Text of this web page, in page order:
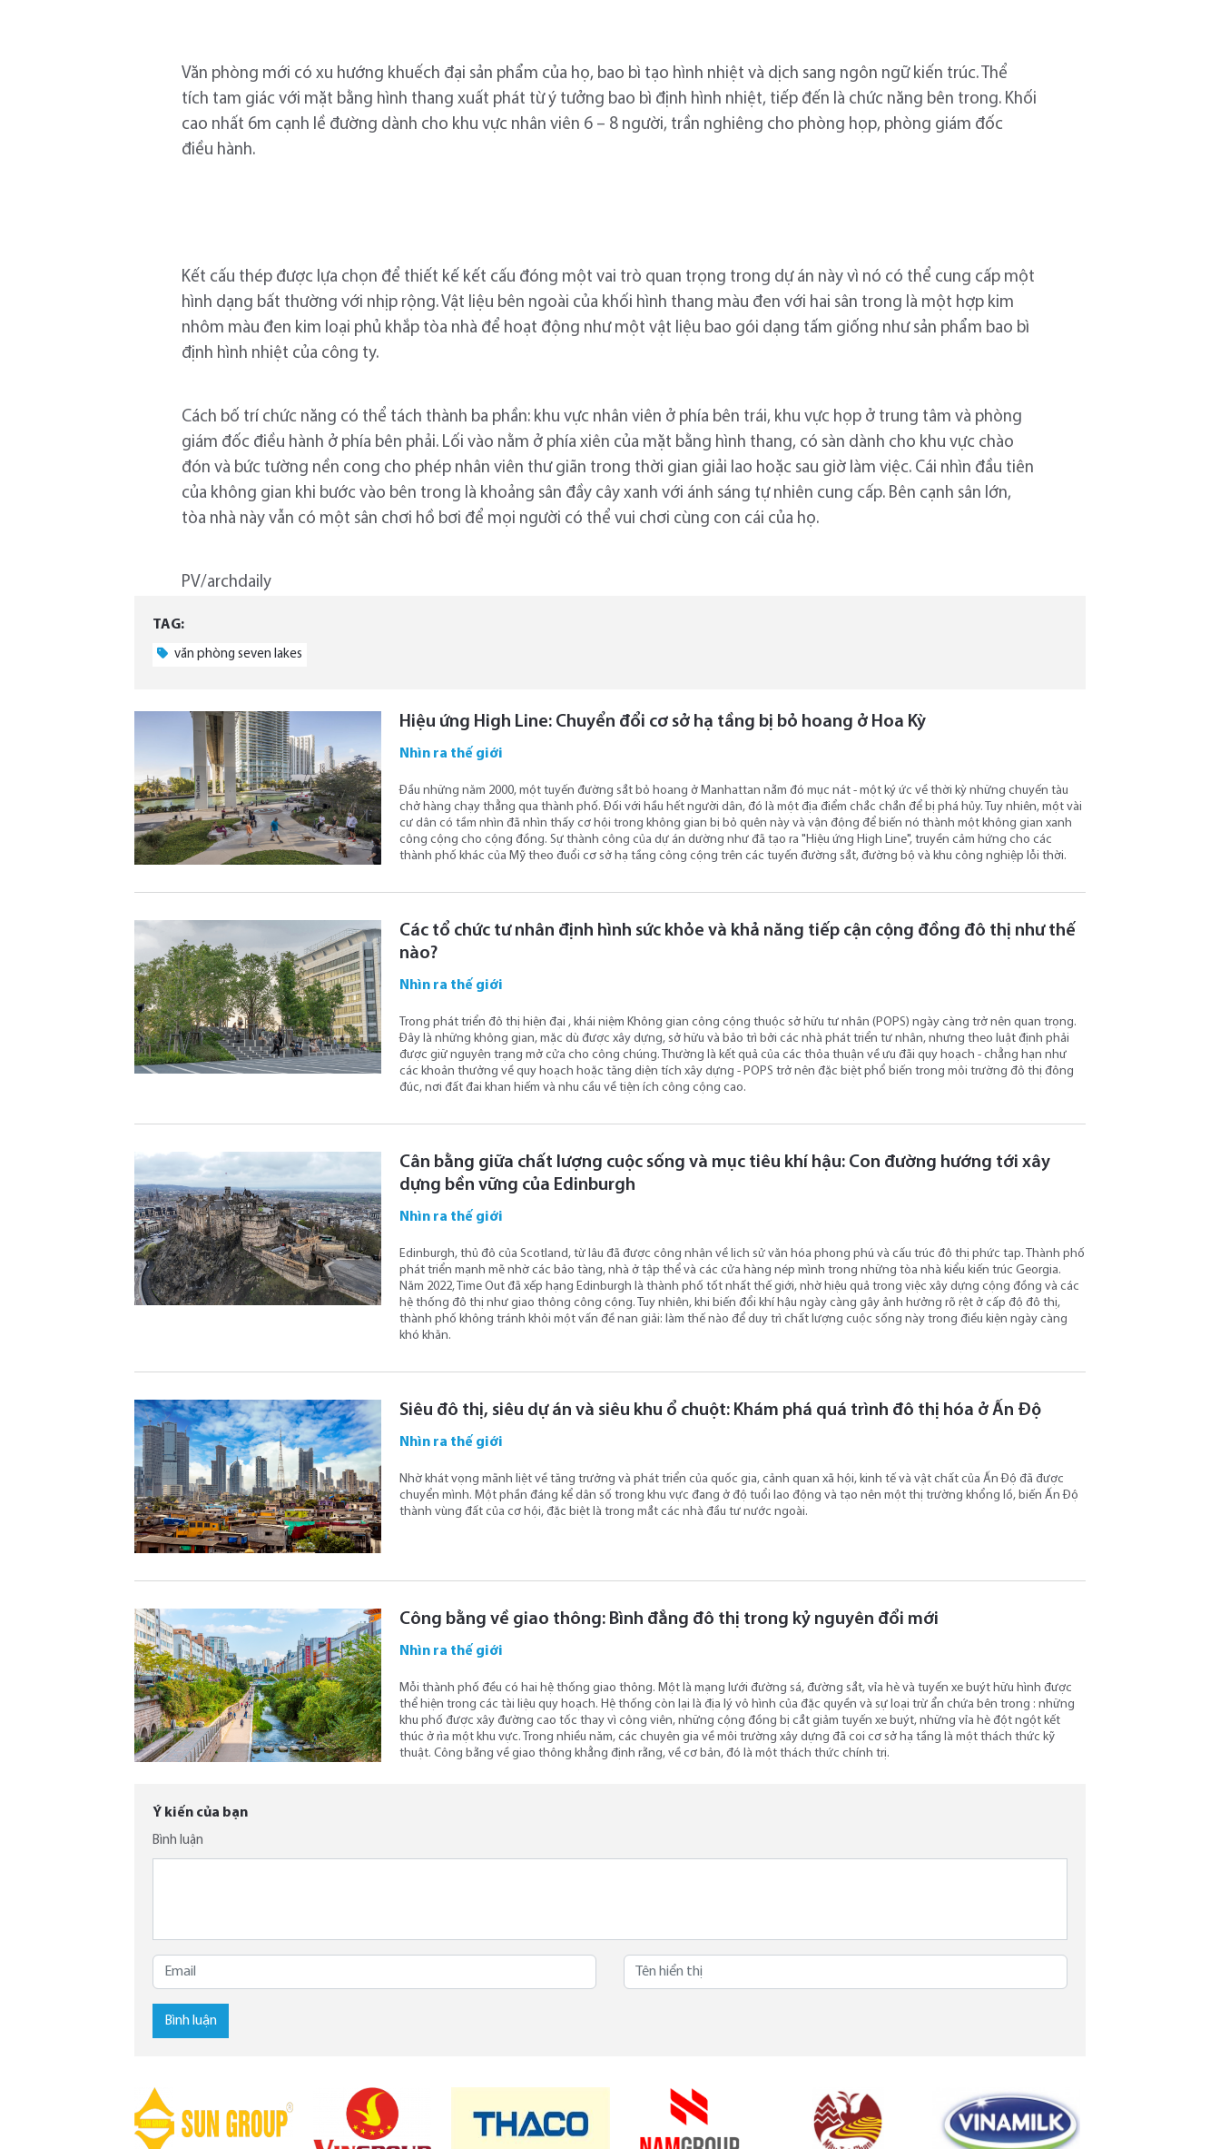
Văn phòng mới có xu hướng khuếch đại sản phẩm của họ, bao bì tạo hình nhiệt và dịch sang ngôn ngữ kiến ​​trúc. Thể
tích tam giác với mặt bằng hình thang xuất phát từ ý tưởng bao bì định hình nhiệt, tiếp đến là chức năng bên trong. Khối
cao nhất 6m cạnh lề đường dành cho khu vực nhân viên 6 – 8 người, trần nghiêng cho phòng họp, phòng giám đốc
điều hành.
Kết cấu thép được lựa chọn để thiết kế kết cấu đóng một vai trò quan trọng trong dự án này vì nó có thể cung cấp một
hình dạng bất thường với nhịp rộng. Vật liệu bên ngoài của khối hình thang màu đen với hai sân trong là một hợp kim
nhôm màu đen kim loại phủ khắp tòa nhà để hoạt động như một vật liệu bao gói dạng tấm giống như sản phẩm bao bì
định hình nhiệt của công ty.
Cách bố trí chức năng có thể tách thành ba phần: khu vực nhân viên ở phía bên trái, khu vực họp ở trung tâm và phòng
giám đốc điều hành ở phía bên phải. Lối vào nằm ở phía xiên của mặt bằng hình thang, có sàn dành cho khu vực chào
đón và bức tường nền cong cho phép nhân viên thư giãn trong thời gian giải lao hoặc sau giờ làm việc. Cái nhìn đầu tiên
của không gian khi bước vào bên trong là khoảng sân đầy cây xanh với ánh sáng tự nhiên cung cấp. Bên cạnh sân lớn,
tòa nhà này vẫn có một sân chơi hồ bơi để mọi người có thể vui chơi cùng con cái của họ.
PV/archdaily
TAG:
văn phòng seven lakes
Hiệu ứng High Line: Chuyển đổi cơ sở hạ tầng bị bỏ hoang ở Hoa Kỳ
Nhìn ra thế giới
Đầu những năm 2000, một tuyến đường sắt bỏ hoang ở Manhattan nằm đó mục nát - một ký ức về thời kỳ những chuyến tàu
chở hàng chạy thẳng qua thành phố. Đối với hầu hết người dân, đó là một địa điểm chắc chắn để bị phá hủy. Tuy nhiên, một vài
cư dân có tầm nhìn đã nhìn thấy cơ hội trong không gian bị bỏ quên này và vận động để biến nó thành một không gian xanh
công cộng cho cộng đồng. Sự thành công của dự án dường như đã tạo ra "Hiệu ứng High Line", truyền cảm hứng cho các
thành phố khác của Mỹ theo đuổi cơ sở hạ tầng công cộng trên các tuyến đường sắt, đường bộ và khu công nghiệp lỗi thời.
Các tổ chức tư nhân định hình sức khỏe và khả năng tiếp cận cộng đồng đô thị như thế
nào?
Nhìn ra thế giới
Trong phát triển đô thị hiện đại , khái niệm Không gian công cộng thuộc sở hữu tư nhân (POPS) ngày càng trở nên quan trọng.
Đây là những không gian, mặc dù được xây dựng, sở hữu và bảo trì bởi các nhà phát triển tư nhân, nhưng theo luật định phải
được giữ nguyên trạng mở cửa cho công chúng. Thường là kết quả của các thỏa thuận về ưu đãi quy hoạch - chẳng hạn như
các khoản thưởng về quy hoạch hoặc tăng diện tích xây dựng - POPS trở nên đặc biệt phổ biến trong môi trường đô thị đông
đúc, nơi đất đai khan hiếm và nhu cầu về tiện ích công cộng cao.
Cân bằng giữa chất lượng cuộc sống và mục tiêu khí hậu: Con đường hướng tới xây
dựng bền vững của Edinburgh
Nhìn ra thế giới
Edinburgh, thủ đô của Scotland, từ lâu đã được công nhận về lịch sử văn hóa phong phú và cấu trúc đô thị phức tạp. Thành phố
phát triển mạnh mẽ nhờ các bảo tàng, nhà ở tập thể và các cửa hàng nép mình trong những tòa nhà kiểu kiến ​​trúc Georgia.
Năm 2022, Time Out đã xếp hạng Edinburgh là thành phố tốt nhất thế giới, nhờ hiệu quả trong việc xây dựng cộng đồng và các
hệ thống đô thị như giao thông công cộng. Tuy nhiên, khi biến đổi khí hậu ngày càng gây ảnh hưởng rõ rệt ở cấp độ đô thị,
thành phố không tránh khỏi một vấn đề nan giải: làm thế nào để duy trì chất lượng cuộc sống này trong điều kiện ngày càng
khó khăn.
Siêu đô thị, siêu dự án và siêu khu ổ chuột: Khám phá quá trình đô thị hóa ở Ấn Độ
Nhìn ra thế giới
Nhờ khát vọng mãnh liệt về tăng trưởng và phát triển của quốc gia, cảnh quan xã hội, kinh tế và vật chất của Ấn Độ đã được
chuyển mình. Một phần đáng kể dân số trong khu vực đang ở độ tuổi lao động và tạo nên một thị trường khổng lồ, biến Ấn Độ
thành vùng đất của cơ hội, đặc biệt là trong mắt các nhà đầu tư nước ngoài.
Công bằng về giao thông: Bình đẳng đô thị trong kỷ nguyên đổi mới
Nhìn ra thế giới
Mỗi thành phố đều có hai hệ thống giao thông. Một là mạng lưới đường sá, đường sắt, vỉa hè và tuyến xe buýt hữu hình được
thể hiện trong các tài liệu quy hoạch. Hệ thống còn lại là địa lý vô hình của đặc quyền và sự loại trừ ẩn chứa bên trong : những
khu phố được xây đường cao tốc thay vì công viên, những cộng đồng bị cắt giảm tuyến xe buýt, những vỉa hè đột ngột kết
thúc ở rìa một khu vực. Trong nhiều năm, các chuyên gia về môi trường xây dựng đã coi cơ sở hạ tầng là một thách thức kỹ
thuật. Công bằng về giao thông khẳng định rằng, về cơ bản, đó là một thách thức chính trị.
Ý kiến của bạn
Bình luận
Bình luận